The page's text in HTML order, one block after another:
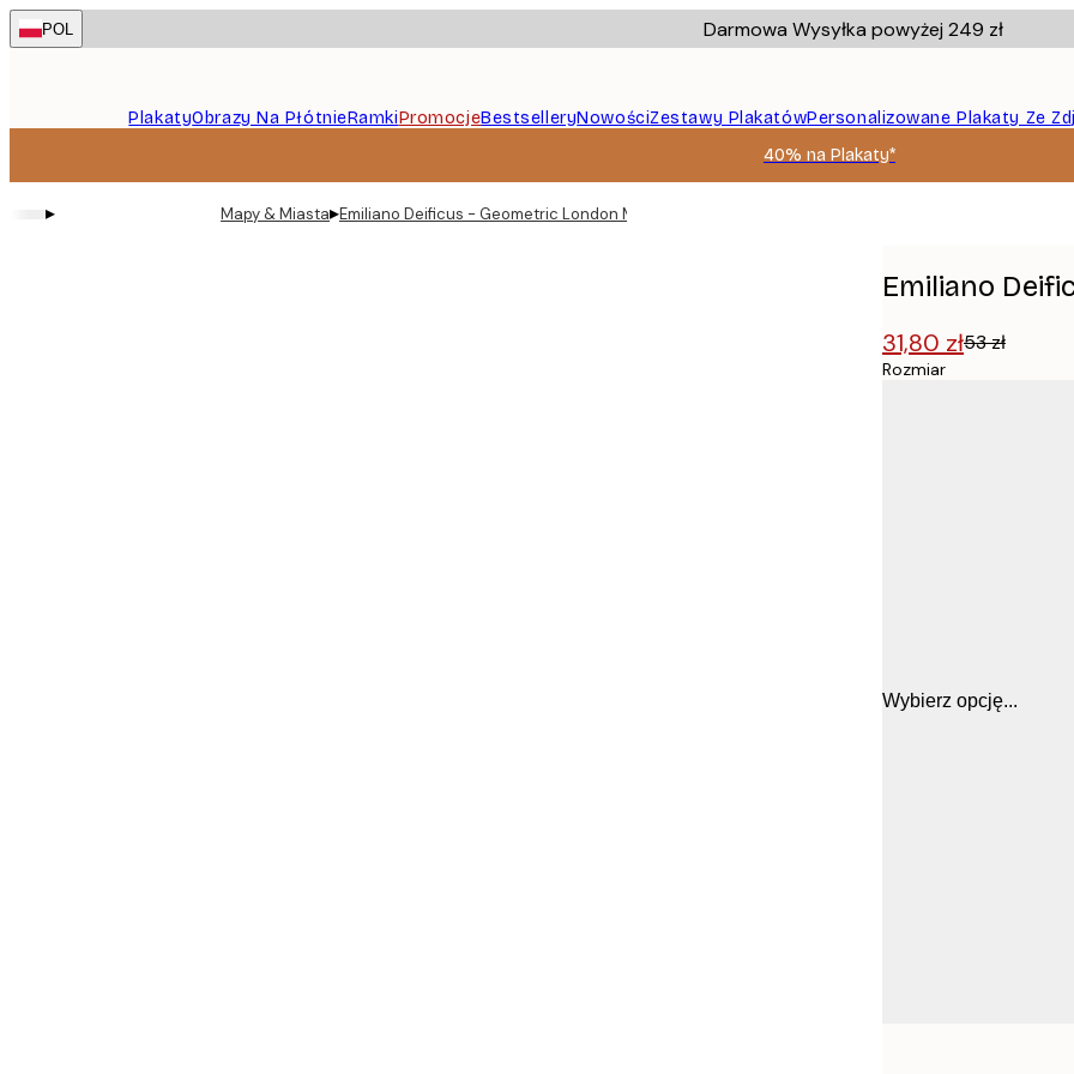
Skip
to
POL Darmowa Wysyłka powyżej 249 zł
PlakatyObrazy Na PłótnieRamkiPromocjeBestselleryNowościZestawy PlakatówPersonalizowane Plakaty Ze
40% na Plakaty*
▸ Mapy & Miasta▸Emiliano Deificus - Geometric London Map Plakat
Emiliano
31,80 zł53 zł
Rozmiar
Wybierz opcję...